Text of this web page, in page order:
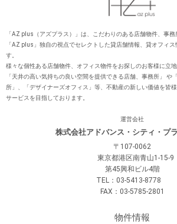
「AZ plus（アズプラス）」は、こだわりのある店舗物件、事
「AZ plus」独⾃の視点でセレクトした貸店舗情報、貸オフィ
す。
様々な個性ある店舗物件、オフィス物件をお探しのお客様に⽴
「天井の⾼い気持ちの良い空間を提供できる店舗、事務所」 や
所」、「デザイナーズオフィス」等、不動産の新しい価値を皆
サービスを⽬指しております。
運営会社
株式会社アドバンス・シティ・プ
〒107-0062
東京都港区南青山1-15-9
第45興和ビル4階
TEL：03-5413-8778
FAX：03-5785-2801
物件情報